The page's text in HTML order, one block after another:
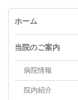
ホーム
当院のご案内
病院情報
院内紹介